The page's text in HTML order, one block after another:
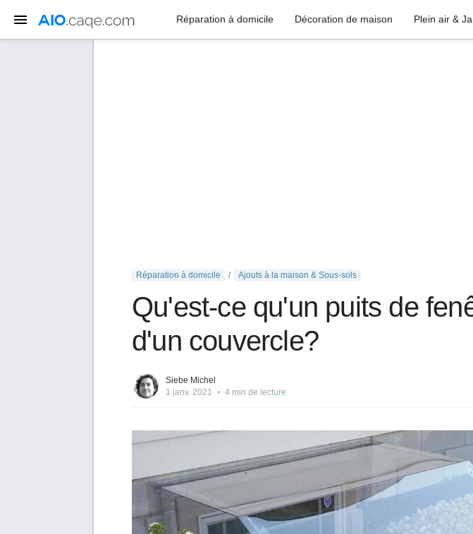
Réparation à domicile Décoration de maison Plein air &
Réparation à domicile Ajouts à la maison & Sous-sols
Qu'est-ce qu'un puits de
d'un couvercle?
Siebe Michel
1 janv. 2021 • 4 min de lecture